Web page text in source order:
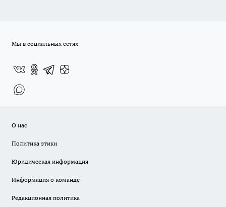
Мы в социальных сетях
О нас
Политика этики
Юридическая информация
Информация о команде
Редакционная политика